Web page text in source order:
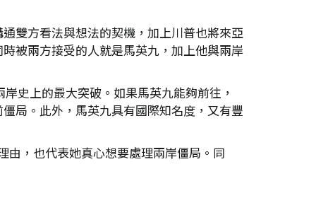
雙方看法與想法的契機，加上川普也將來亞
被兩方接受的人就是馬英九，加上他與兩岸
史上的最大突破。如果馬英九能夠前往，
局。此外，馬英九具有國際知名度，又有豐
由，也代表她真心想要處理兩岸僵局。同